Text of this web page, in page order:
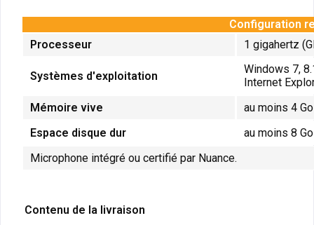
Configuration
Processeur
1 gigahertz
Systèmes d'exploitation
Windows 7,
Internet
Mémoire vive
au moins 4
Espace disque dur
au moins 8
Microphone intégré ou certifié par Nuance.
Contenu de la livraison